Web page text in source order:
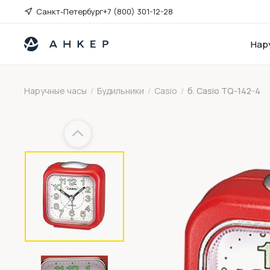
Санкт-Петербург+7 (800) 301-12-28
Наручные часы / Будильники / Casio / б. Casio TQ-142-4
Previous